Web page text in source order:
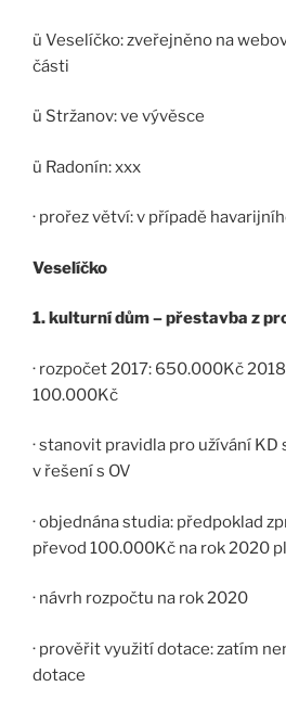
ü Veselíčko: zveřejněno na
části
ü Stržanov: ve vývěsce
ü Radonín: xxx
· prořez větví: v případě
Veselíčko
1. kulturní dům – přestavba z
· rozpočet 2017: 650.000Kč
100.000Kč
· stanovit pravidla pro užívání
v řešení s OV
· objednána studia: předpoklad
převod 100.000Kč na rok 2020
· návrh rozpočtu na rok 2020
· prověřit využití dotace: zatím
dotace